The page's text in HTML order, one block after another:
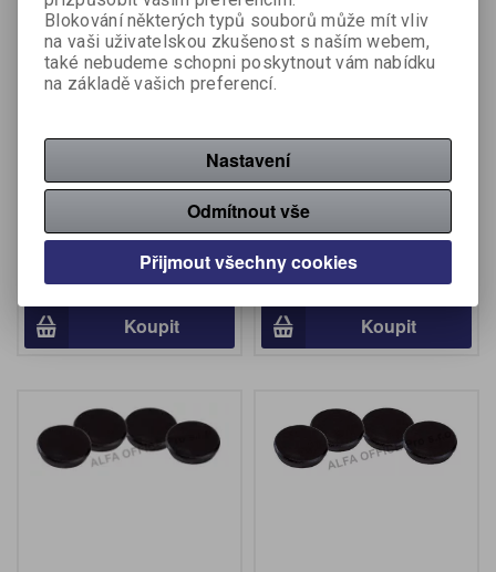
super silné - průměr 22
Výrobce:Mikov
152 Kč (bez DPH:)
Koupit
Magnety černé MIKOV
super silné - průměr 27
mm / 6 ks
Výrobce:Mikov
178 Kč (bez DPH:)
Koupit
Blokování některých typů souborů může mít vliv
na vaši uživatelskou zkušenost s naším webem,
také nebudeme schopni poskytnout vám nabídku
na základě vašich preferencí.
Nastavení
Odmítnout vše
Přijmout všechny cookies